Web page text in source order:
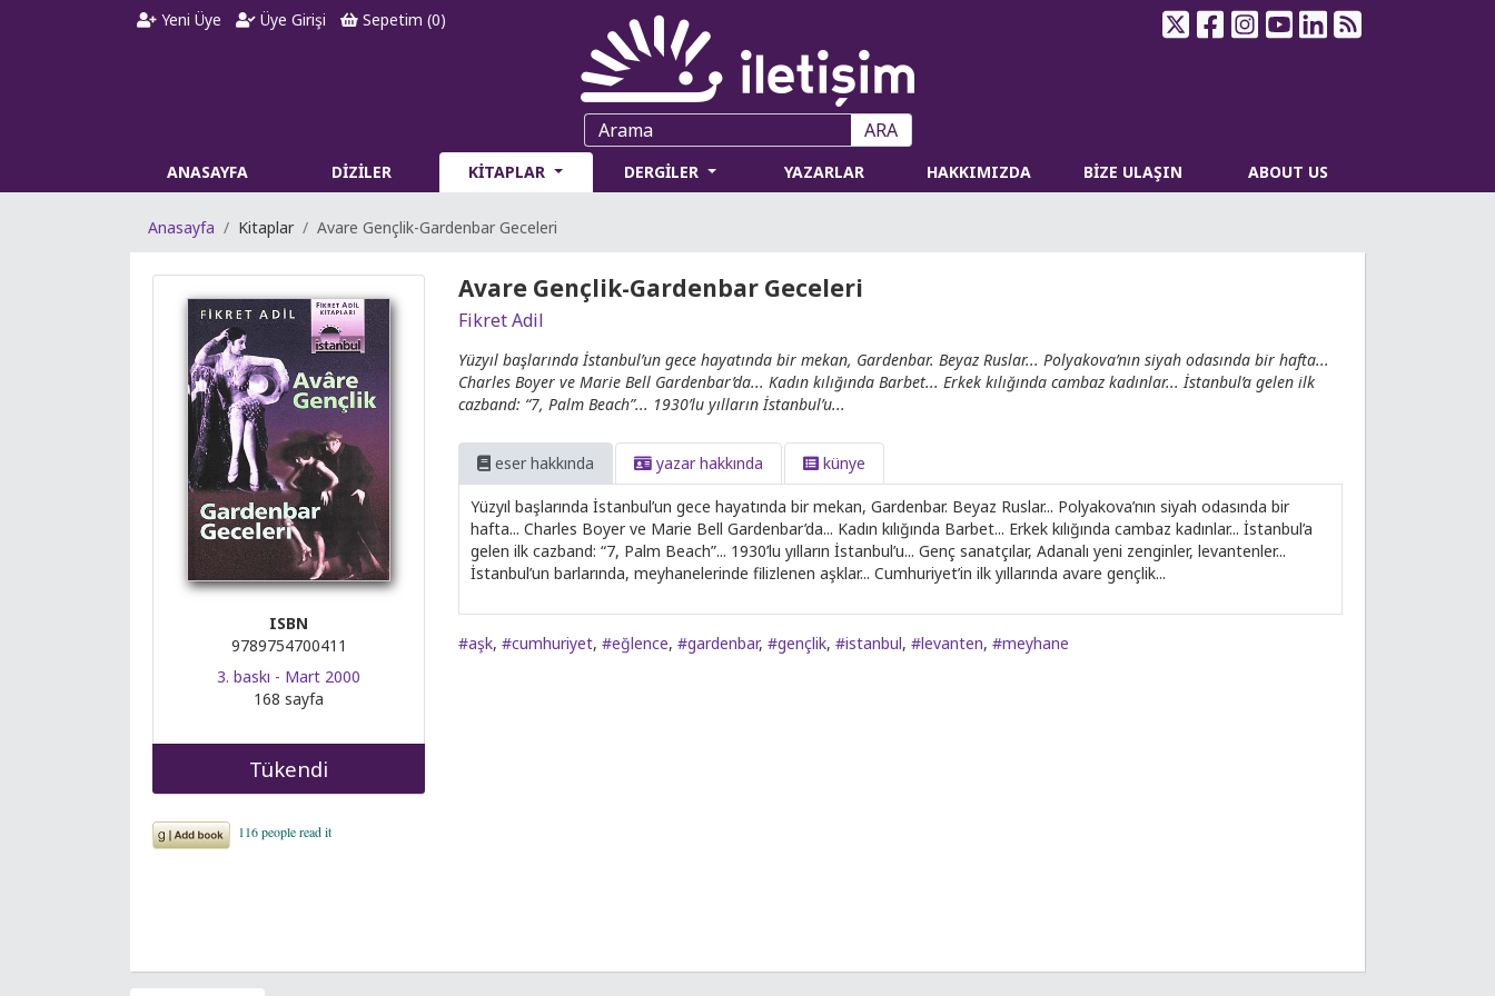
Yeni Üye Üye Girişi Sepetim (0)
ARA
ANASAYFA DİZİLER KİTAPLAR DERGİLER YAZARLAR HAKKIMIZDA BİZE ULAŞIN ABOUT US
Anasayfa Kitaplar Avare Gençlik-Gardenbar Geceleri
ISBN
9789754700411
3. baskı - Mart 2000
168 sayfa
Tükendi
Avare Gençlik-Gardenbar Geceleri
Fikret Adil
Yüzyıl başlarında İstanbul’un gece hayatında bir mekan, Gardenbar. Beyaz Ruslar... Polyakova’nın siyah odasında bir hafta...
Charles Boyer ve Marie Bell Gardenbar’da... Kadın kılığında Barbet... Erkek kılığında cambaz kadınlar... İstanbul’a gelen ilk
cazband: “7, Palm Beach”... 1930’lu yılların İstanbul’u...
eser hakkında yazar hakkında künye
Yüzyıl başlarında İstanbul’un gece hayatında bir mekan, Gardenbar. Beyaz Ruslar... Polyakova’nın siyah odasında bir
hafta... Charles Boyer ve Marie Bell Gardenbar’da... Kadın kılığında Barbet... Erkek kılığında cambaz kadınlar... İstanbul’a
gelen ilk cazband: “7, Palm Beach”... 1930’lu yılların İstanbul’u... Genç sanatçılar, Adanalı yeni zenginler, levantenler...
İstanbul’un barlarında, meyhanelerinde filizlenen aşklar... Cumhuriyet’in ilk yıllarında avare gençlik...
#aşk, #cumhuriyet, #eğlence, #gardenbar, #gençlik, #istanbul, #levanten, #meyhane